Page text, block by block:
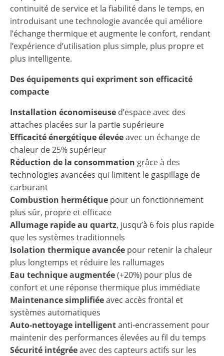
continuité de service et la fiabilité dans le temps, en
introduisant une technologie avancée qui améliore
l’échange thermique et augmente le confort, rendant
l’expérience d’utilisation plus simple, plus propre et
plus intelligente.
Des équipements qui expriment son efficacité
compacte
Installation économiseuse d’espace avec des
attaches placées sur la partie supérieure
Efficacité énergétique élevéeavec un échange de
chaleur de 25% supérieur
Réduction de la consommation grâce à des
technologies avancées qui limitent le gaspillage de
carburant
Combustion hermétique pour un fonctionnement
plus sûr, propre et efficace
Allumage rapide au quartz, jusqu’à 6 fois plus rapide
que les systèmes traditionnels
Isolation thermique avancée pour retenir la chaleur
plus longtemps et réduire les rallumages
Eau technique augmentée(+20%) pour plus de
confort et une réponse thermique plus immédiate
Maintenance simplifiéeavec accès frontal et
systèmes automatiques
Auto-nettoyage intelligentanti-encrassement pour
maintenir des performances élevées au fil du temps
Sécurité intégréeavec des capteurs actifs sur les